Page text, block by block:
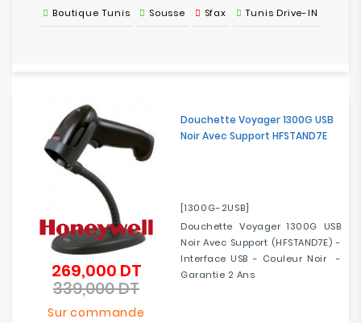
Boutique Tunis Sousse Sfax Tunis Drive-IN
Douchette Voyager 1300G USB
Noir Avec Support HFSTAND7E
[1300G-2USB]
Douchette Voyager 1300G USB
Noir Avec Support (HFSTAND7E) -
Interface USB - Couleur Noir -
Garantie 2 Ans
269,000 DTPrix
339,000 DTPrix
Sur commande